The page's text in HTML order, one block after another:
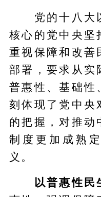
党的十八大以
核心的党中央坚
重视保障和改善
部署，要求从实
普惠性、基础性
刻体现了党中央
的把握，对推动
制度更加成熟
义。
以普惠性民